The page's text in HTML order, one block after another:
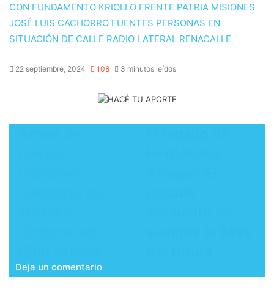
CON FUNDAMENTO KRIOLLO FRENTE PATRIA MISIONES
JOSÉ LUIS CACHORRO FUENTES PERSONAS EN
SITUACIÓN DE CALLE RADIO LATERAL RENACALLE
22 septiembre, 2024 108 3 minutos leídos
Deja un comentario